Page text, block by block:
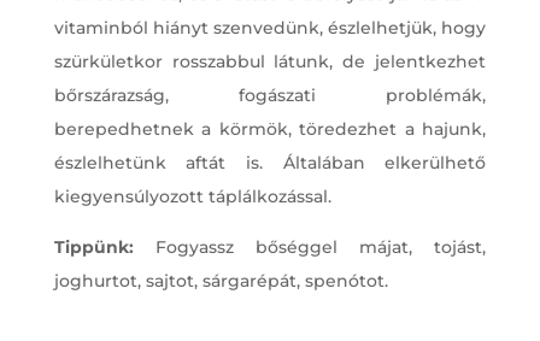
vitaminból hiányt szenvedünk, észlelhetjük, hogy
szürkületkor rosszabbul látunk, de jelentkezhet
bőrszárazság, fogászati problémák,
berepedhetnek a körmök, töredezhet a hajunk,
észlelhetünk aftát is. Általában elkerülhető
kiegyensúlyozott táplálkozással.
Tippünk: Fogyassz bőséggel májat, tojást,
joghurtot, sajtot, sárgarépát, spenótot.